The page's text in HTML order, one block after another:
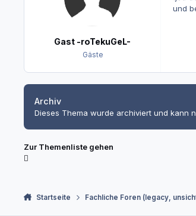
Gast -roTekuGeL-
Gäste
und
Archiv
Dieses Thema wurde archiviert und kann
Zur Themenliste gehen
Startseite Fachliche Foren (legacy,